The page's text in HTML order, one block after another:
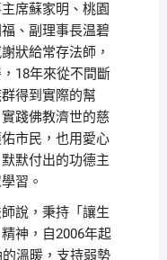
席蘇家明、桃園
、副理事長温碧
狀給常存法師，
18年來從不間斷
得到實際的幫
踐佛教濟世的慈
市民，也用愛心
默付出的功德主
習。
說，秉持「讓生
神，自2006年起
溫暖，支持弱勢